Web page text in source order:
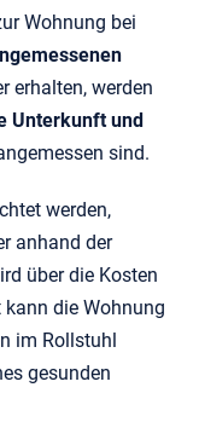
Wohnung bei
erhalten, werden
Unterkunft und
sind.
werden,
anhand der
über die Kosten
die Wohnung
im Rollstuhl
gesunden